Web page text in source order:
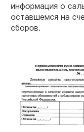
информация о
оставшемся на
сборов.